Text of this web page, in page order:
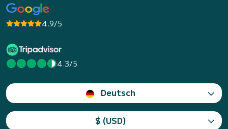
4.9/5
4.3/5
Deutsch
$ (USD)